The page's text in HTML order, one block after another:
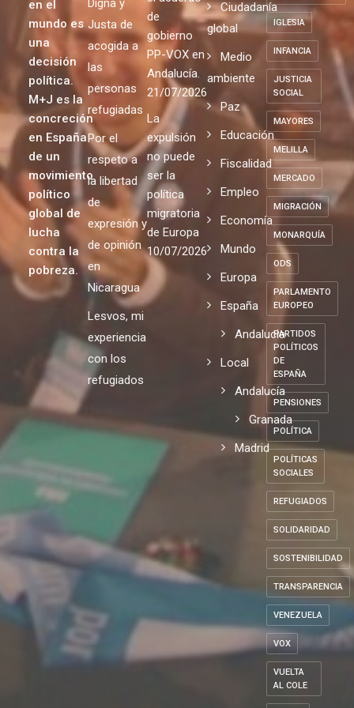
en el
mundo es
una
decisión
política.
M+J es la
concreción
en España
de un
movimiento
político
global de
lucha
contra la
pobreza.
Digna y
Justa de
acogida a
las
personas
refugiadas
Por el
respeto a
la libertad
de
expresión y
de opinión
en
Nicaragua
Lesvos, mi
experiencia
con los
refugiados
de
gobierno
PP-VOX en
Andalucía.
21/07/2026
La
expulsión
no puede
ser la
política
migratoria
de Europa
10/07/2026
Ciudadanía
global
Medio
ambiente
Paz
Educación
Fiscalidad
Empleo
Economía
Mundo
Europa
España
Andalucia
Local
Andalucía
Granada
Madrid
IGLESIA
INFANCIA
JUSTICIA
SOCIAL
MAYORES
MELILLA
MERCADO
MIGRACIÓN
MONARQUÍA
ODS
PARLAMENTO
EUROPEO
PARTIDOS
POLÍTICOS
DE
ESPAÑA
PENSIONES
POLÍTICA
POLÍTICAS
SOCIALES
REFUGIADOS
SOLIDARIDAD
SOSTENIBILIDAD
TRANSPARENCIA
VENEZUELA
VOX
VUELTA
AL COLE